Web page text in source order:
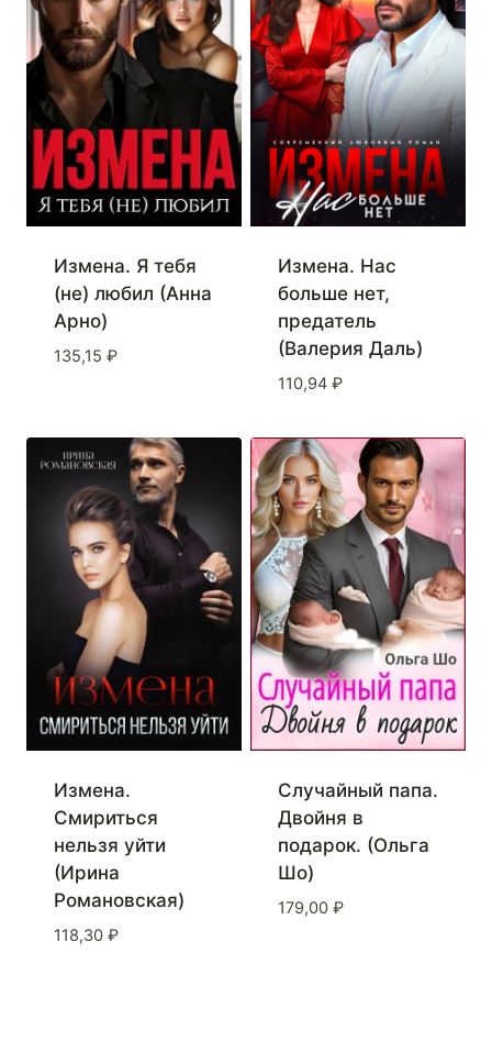
Измена. Я тебя
(не) любил (Анна
Арно)
135,15 ₽
Измена. Нас
больше нет,
предатель
(Валерия Даль)
110,94 ₽
Измена.
Смириться
нельзя уйти
(Ирина
Романовская)
118,30 ₽
Случайный папа.
Двойня в
подарок. (Ольга
Шо)
179,00 ₽